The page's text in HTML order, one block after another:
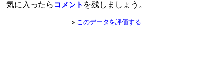
気に入ったら コメント を残しましょう。
» このデータを評価する